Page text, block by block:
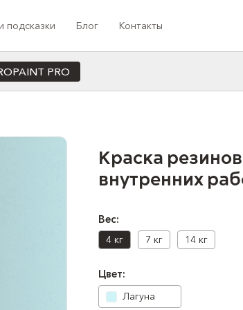
подсказки Блог Контакты
Для офиса/кабинета
Для ванной
Для спальни
Для детской
Для гостиной
PRO
сотрудничество
Краска
внутренних
Вес:
4 кг 7 кг 14 кг
Цвет:
Лагуна